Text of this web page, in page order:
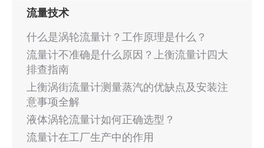
流量技术
什么是涡轮流量计？工作原理是什么？
流量计不准确是什么原因？上衡流量计四大
排查指南
上衡涡街流量计测量蒸汽的优缺点及安装注
意事项全解
液体涡轮流量计如何正确选型？
流量计在工厂生产中的作用